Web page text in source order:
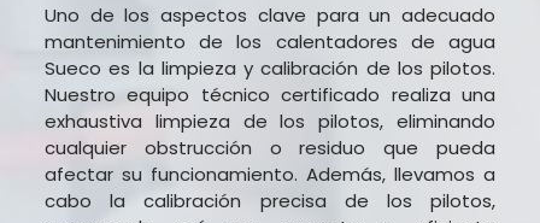
Uno de los aspectos clave para un adecuado
mantenimiento de los calentadores de agua
Sueco es la limpieza y calibración de los pilotos.
Nuestro equipo técnico certificado realiza una
exhaustiva limpieza de los pilotos, eliminando
cualquier obstrucción o residuo que pueda
afectar su funcionamiento. Además, llevamos a
cabo la calibración precisa de los pilotos,